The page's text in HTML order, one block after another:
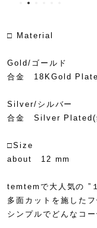
□ Material
Gold/ゴールド
合金 18KGold
Silver/シルバー
合金 Silver Plated(
□Size
about 12 mm
temtemで大人気の ”
多面カットを施した
シンプルでどんなコ